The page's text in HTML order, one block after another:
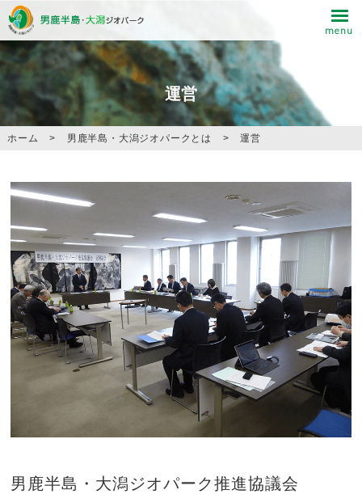
運営
ホーム > 男鹿半島・大潟ジオパークとは > 運営
男鹿半島・大潟ジオパーク推進協議会